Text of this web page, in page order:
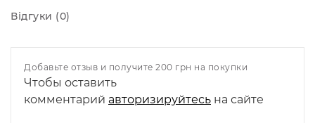
Відгуки (0)
Добавьте отзыв и получите 200 грн на покупки
Чтобы оставить
комментарий авторизируйтесь на сайте